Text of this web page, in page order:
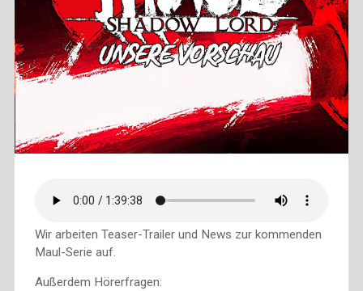
Wir arbeiten Teaser-Trailer und News zur kommenden
Maul-Serie auf.
Außerdem Hörerfragen: